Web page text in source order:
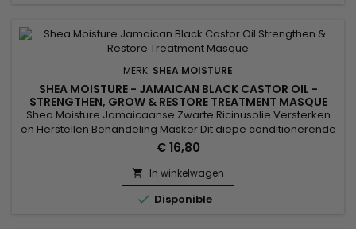
MERK: SHEA MOISTURE
SHEA MOISTURE - JAMAICAN BLACK CASTOR OIL -
STRENGTHEN, GROW & RESTORE TREATMENT MASQUE
Shea Moisture Jamaicaanse Zwarte Ricinusolie Versterken
en Herstellen Behandeling Masker Dit diepe conditionerende
masker herstelt de sterkte en veerkracht van beschadigd,
broos of chemisch verwerkt haar.&nbsp; Perfect voor
degenen die hun haar regelmatig inkleuren, rechttrekken,
permanenten of verwarmen, evenals kinky, krullende of
golvende...
€ 16,80
 In winkelwagen
 Disponible